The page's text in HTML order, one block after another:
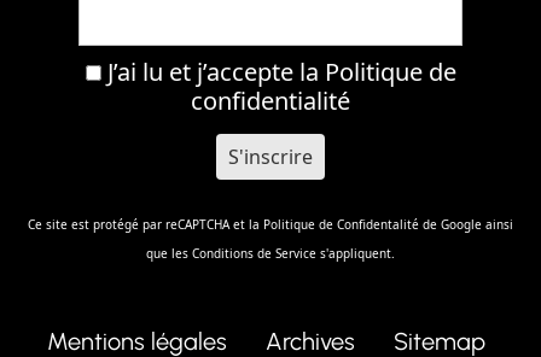
J’ai lu et j’accepte la Politique de
confidentialité
Ce site est protégé par reCAPTCHA et la Politique de Confidentalité de Google ainsi
que les Conditions de Service s'appliquent.
Mentions légales Archives
Sitemap